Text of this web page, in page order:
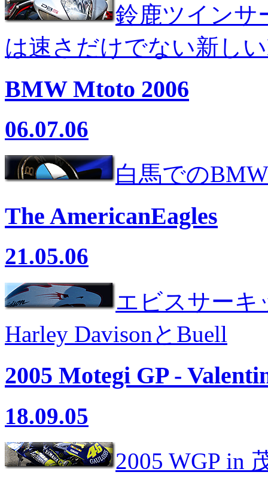
鈴鹿ツインサ
は速さだけでない新し
BMW Mtoto 2006
06.07.06
白馬での
The AmericanEagles
21.05.06
エビスサーキ
Harley DavisonとBuell
2005 Motegi GP -
18.09.05
2005 WGP in